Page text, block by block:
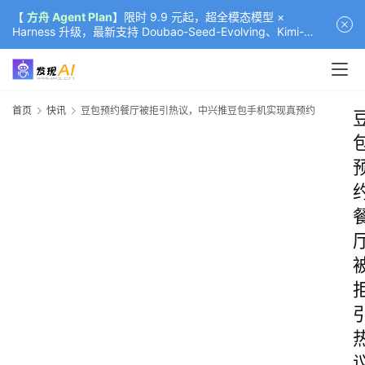
【 方舟 Agent Plan】限时 9.9 元起，超全模态模型 ×
Harness 升级，最新支持 Doubao-Seed-Evolving、Kimi-
K3（部分）、GLM-5.2
首页 快讯 豆包预约餐厅被拒引热议，中兴推豆包手机实现真预约